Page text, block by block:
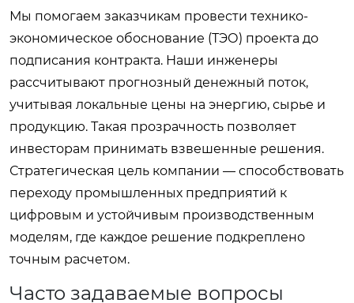
Мы помогаем заказчикам провести технико-
экономическое обоснование (ТЭО) проекта до
подписания контракта. Наши инженеры
рассчитывают прогнозный денежный поток,
учитывая локальные цены на энергию, сырье и
продукцию. Такая прозрачность позволяет
инвесторам принимать взвешенные решения.
Стратегическая цель компании — способствовать
переходу промышленных предприятий к
цифровым и устойчивым производственным
моделям, где каждое решение подкреплено
точным расчетом.
Часто задаваемые вопросы